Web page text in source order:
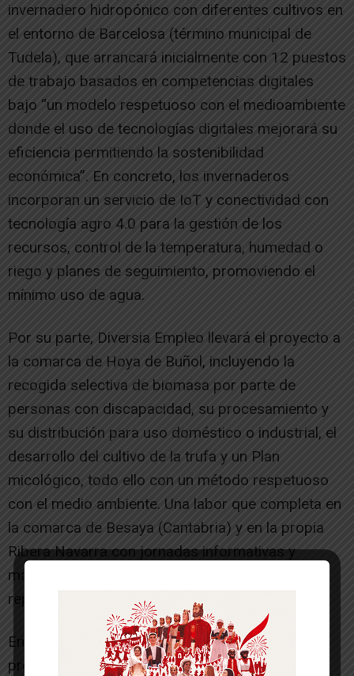
invernadero hidropónico con diferentes cultivos en
el entorno de Barcelosa (término municipal de
Tudela), que arrancará inicialmente con 12 puestos
de trabajo basados en competencias digitales
bajo “un modelo respetuoso con el medioambiente
donde el uso de tecnologías digitales mejorará su
eficiencia permitiendo la sostenibilidad
económica”. En concreto, los invernaderos
incorporan un servicio de IoT y conectividad con
tecnología agro 4.0 para la gestión de los
recursos, control de la temperatura, humedad o
riego y planes de seguimiento, promoviendo el
mínimo uso de agua.
Por su parte, Diversia Empleo llevará el proyecto a
la comarca de Hoya de Buñol, incluyendo la
recogida selectiva de biomasa por parte de
personas con discapacidad, su procesamiento y
su distribución para uso doméstico o industrial, el
desarrollo del cultivo de la trufa y un Plan
micológico, todo ello con un método respetuoso
con el medio ambiente. Una labor que completa en
la comarca de Besaya (Cantabria) y en la propia
Ribera Navarra con jornadas informativas y
manuales para otras entidades que quieran
replicar este proyecto.
En conjunto, añade Sánchez, se trata de un
proyecto “innovador” que demuestra que “unir